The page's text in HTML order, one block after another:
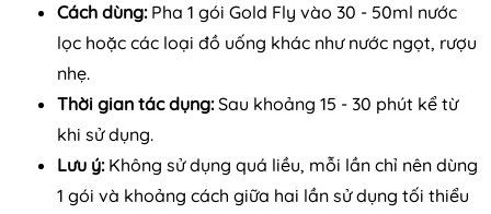
Cách dùng:Pha 1 gói Gold Fly vào 30 - 50ml nước
lọc hoặc các loại đồ uống khác như nước ngọt, rượu
nhẹ.
Thời gian tác dụng:Sau khoảng 15 - 30 phút kể từ
khi sử dụng.
Lưu ý:Không sử dụng quá liều, mỗi lần chỉ nên dùng
1 gói và khoảng cách giữa hai lần sử dụng tối thiểu